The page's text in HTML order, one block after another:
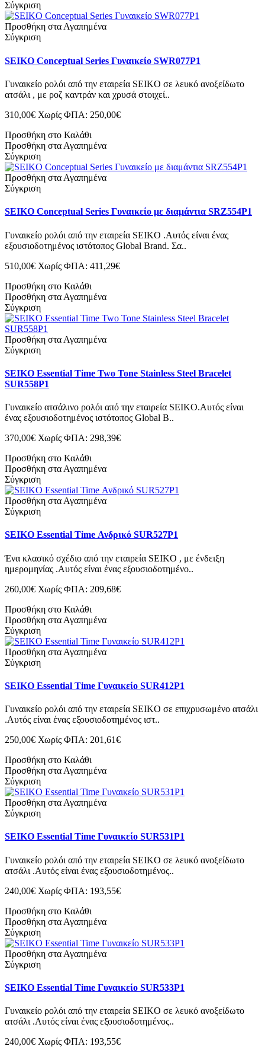
Σύγκριση
Προσθήκη στα Αγαπημένα
Σύγκριση
SEIKO Conceptual Series Γυναικείο SWR077P1
Γυναικείο ρολόι από την εταιρεία SEIKO σε λευκό ανοξείδωτο
ατσάλι , με ροζ καντράν και χρυσά στοιχεί..
310,00€ Χωρίς ΦΠΑ: 250,00€
Προσθήκη στο Καλάθι
Προσθήκη στα Αγαπημένα
Σύγκριση
Προσθήκη στα Αγαπημένα
Σύγκριση
SEIKO Conceptual Series Γυναικείο με διαμάντια SRZ554P1
Γυναικείο ρολόι από την εταιρεία SEIKO .Αυτός είναι ένας
εξουσιοδοτημένος ιστότοπος Global Brand. Σα..
510,00€ Χωρίς ΦΠΑ: 411,29€
Προσθήκη στο Καλάθι
Προσθήκη στα Αγαπημένα
Σύγκριση
Προσθήκη στα Αγαπημένα
Σύγκριση
SEIKO Essential Time Two Tone Stainless Steel Bracelet
SUR558P1
Γυναικείο ατσάλινο ρολόι από την εταιρεία SEIKO.Αυτός είναι
ένας εξουσιοδοτημένος ιστότοπος Global B..
370,00€ Χωρίς ΦΠΑ: 298,39€
Προσθήκη στο Καλάθι
Προσθήκη στα Αγαπημένα
Σύγκριση
Προσθήκη στα Αγαπημένα
Σύγκριση
SEIKO Essential Time Ανδρικό SUR527P1
Ένα κλασικό σχέδιο από την εταιρεία SEIKO , με ένδειξη
ημερομηνίας .Αυτός είναι ένας εξουσιοδοτημένο..
260,00€ Χωρίς ΦΠΑ: 209,68€
Προσθήκη στο Καλάθι
Προσθήκη στα Αγαπημένα
Σύγκριση
Προσθήκη στα Αγαπημένα
Σύγκριση
SEIKO Essential Time Γυναικείο SUR412P1
Γυναικείο ρολόι από την εταιρεία SEIKO σε επιχρυσωμένο ατσάλι
.Αυτός είναι ένας εξουσιοδοτημένος ιστ..
250,00€ Χωρίς ΦΠΑ: 201,61€
Προσθήκη στο Καλάθι
Προσθήκη στα Αγαπημένα
Σύγκριση
Προσθήκη στα Αγαπημένα
Σύγκριση
SEIKO Essential Time Γυναικείο SUR531P1
Γυναικείο ρολόι από την εταιρεία SEIKO σε λευκό ανοξείδωτο
ατσάλι .Αυτός είναι ένας εξουσιοδοτημένος..
240,00€ Χωρίς ΦΠΑ: 193,55€
Προσθήκη στο Καλάθι
Προσθήκη στα Αγαπημένα
Σύγκριση
Προσθήκη στα Αγαπημένα
Σύγκριση
SEIKO Essential Time Γυναικείο SUR533P1
Γυναικείο ρολόι από την εταιρεία SEIKO σε λευκό ανοξείδωτο
ατσάλι .Αυτός είναι ένας εξουσιοδοτημένος..
240,00€ Χωρίς ΦΠΑ: 193,55€